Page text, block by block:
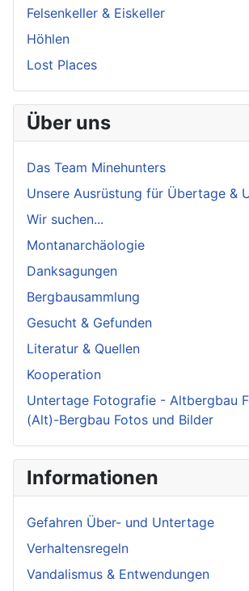
Felsenkeller & Eiskeller
Höhlen
Lost Places
Über uns
Das Team Minehunters
Unsere Ausrüstung für Übertage &
Wir suchen...
Montanarchäologie
Danksagungen
Bergbausammlung
Gesucht & Gefunden
Literatur & Quellen
Kooperation
Untertage Fotografie - Altbergbau
(Alt)-Bergbau Fotos und Bilder
Informationen
Gefahren Über- und Untertage
Verhaltensregeln
Vandalismus & Entwendungen